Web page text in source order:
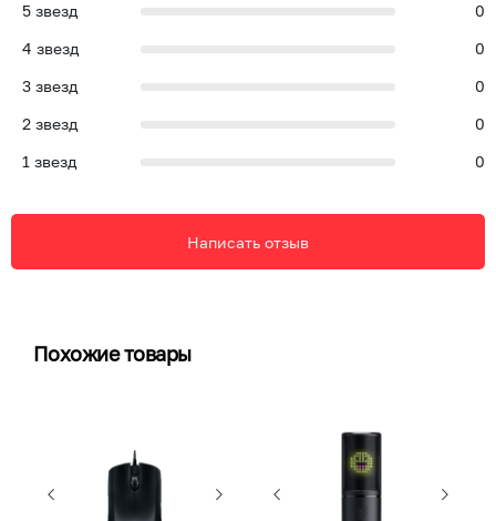
5 звезд
0
4 звезд
0
3 звезд
0
2 звезд
0
1 звезд 0
Написать отзыв
Похожие товары